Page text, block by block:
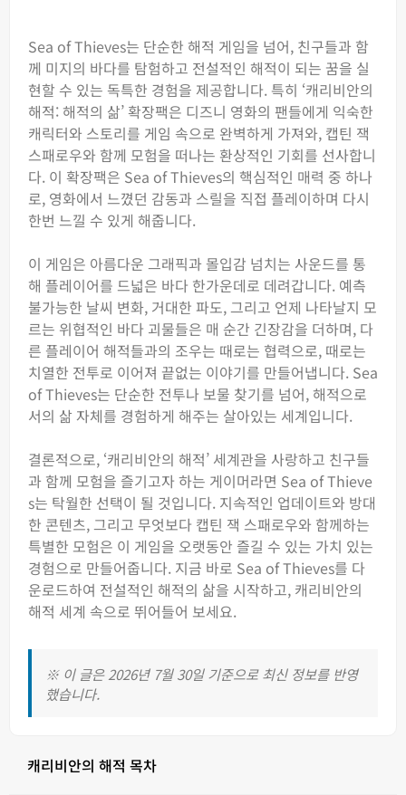
Sea of Thieves는 단순한 해적 게임을 넘어, 친구들과 함
께 미지의 바다를 탐험하고 전설적인 해적이 되는 꿈을 실
현할 수 있는 독특한 경험을 제공합니다. 특히 ‘캐리비안의
해적: 해적의 삶’ 확장팩은 디즈니 영화의 팬들에게 익숙한
캐릭터와 스토리를 게임 속으로 완벽하게 가져와, 캡틴 잭
스패로우와 함께 모험을 떠나는 환상적인 기회를 선사합니
다. 이 확장팩은 Sea of Thieves의 핵심적인 매력 중 하나
로, 영화에서 느꼈던 감동과 스릴을 직접 플레이하며 다시
한번 느낄 수 있게 해줍니다.
이 게임은 아름다운 그래픽과 몰입감 넘치는 사운드를 통
해 플레이어를 드넓은 바다 한가운데로 데려갑니다. 예측
불가능한 날씨 변화, 거대한 파도, 그리고 언제 나타날지 모
르는 위협적인 바다 괴물들은 매 순간 긴장감을 더하며, 다
른 플레이어 해적들과의 조우는 때로는 협력으로, 때로는
치열한 전투로 이어져 끝없는 이야기를 만들어냅니다. Sea
of Thieves는 단순한 전투나 보물 찾기를 넘어, 해적으로
서의 삶 자체를 경험하게 해주는 살아있는 세계입니다.
결론적으로, ‘캐리비안의 해적’ 세계관을 사랑하고 친구들
과 함께 모험을 즐기고자 하는 게이머라면 Sea of Thieve
s는 탁월한 선택이 될 것입니다. 지속적인 업데이트와 방대
한 콘텐츠, 그리고 무엇보다 캡틴 잭 스패로우와 함께하는
특별한 모험은 이 게임을 오랫동안 즐길 수 있는 가치 있는
경험으로 만들어줍니다. 지금 바로 Sea of Thieves를 다
운로드하여 전설적인 해적의 삶을 시작하고, 캐리비안의
해적 세계 속으로 뛰어들어 보세요.
※ 이 글은 2026년 7월 30일 기준으로 최신 정보를 반영
했습니다.
캐리비안의 해적 목차